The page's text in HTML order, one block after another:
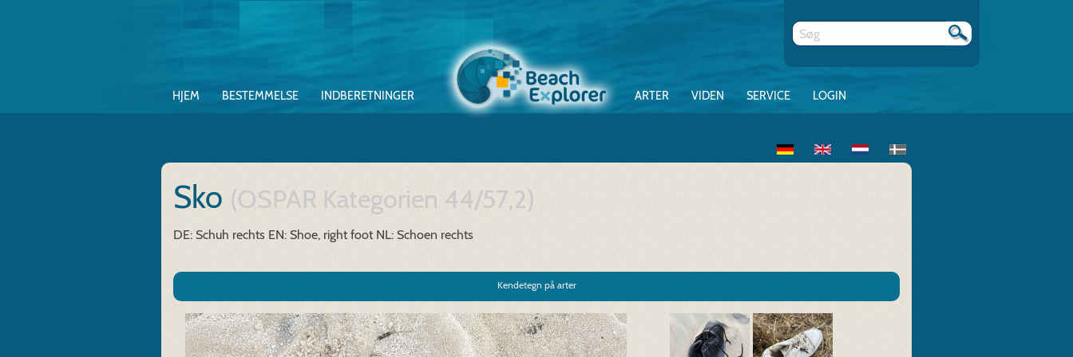
HJEM BESTEMMELSE INDBERETNINGER ARTER VIDEN SERVICE LOGIN
Sko (OSPAR Kategorien 44/57,2)
DE: Schuh rechts EN: Shoe, right foot NL: Schoen rechts
Kendetegn på arter